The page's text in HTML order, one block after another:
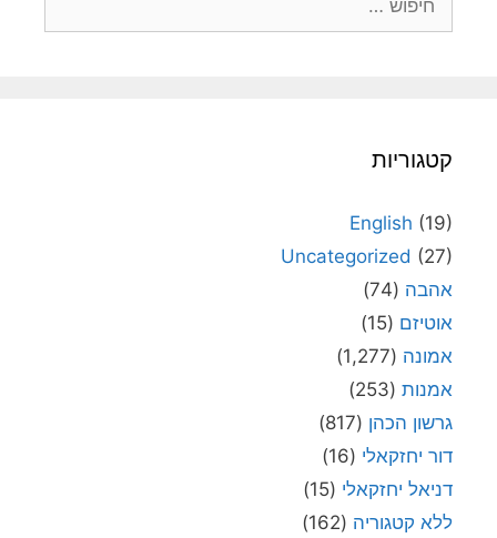
קטגוריות
English (19)
Uncategorized (27)
אהבה (74)
אוטיזם (15)
אמונה (1,277)
אמנות (253)
גרשון הכהן (817)
דור יחזקאלי (16)
דניאל יחזקאלי (15)
ללא קטגוריה (162)